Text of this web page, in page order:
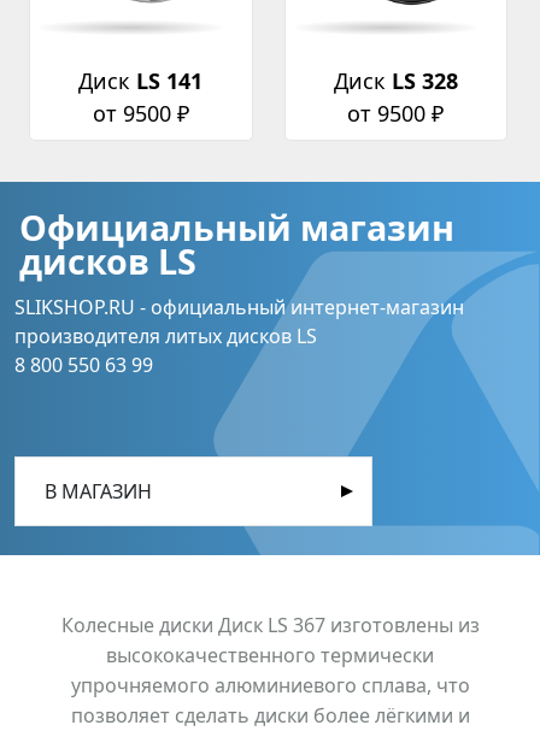
Диск LS 141
от 9500 ₽
Диск LS 328
от 9500 ₽
Официальный магазин
дисков LS
SLIKSHOP.RU - официальный интернет-магазин
производителя литых дисков LS
8 800 550 63 99
В МАГАЗИН
Колесные диски Диск LS 367 изготовлены из
высококачественного термически
упрочняемого алюминиевого сплава, что
позволяет сделать диски более лёгкими и